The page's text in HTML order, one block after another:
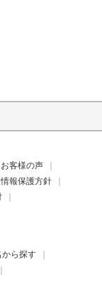
お客様の声
報保護方針
から探す